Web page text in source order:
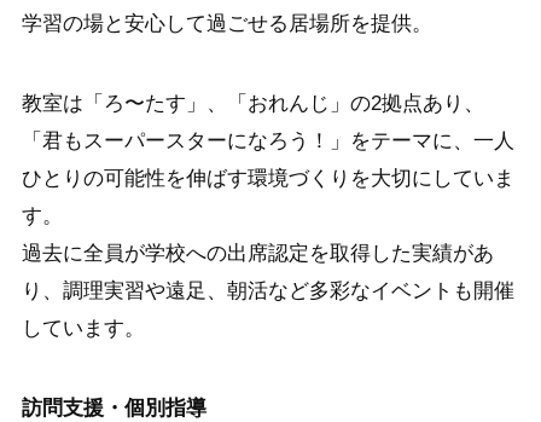
学習の場と安心して過ごせる居場所を提供。
教室は「ろ〜たす」、「おれんじ」の2拠点あり、
「君もスーパースターになろう！」をテーマに、一人
ひとりの可能性を伸ばす環境づくりを大切にしていま
す。
過去に全員が学校への出席認定を取得した実績があ
り、調理実習や遠足、朝活など多彩なイベントも開催
しています。
訪問支援・個別指導